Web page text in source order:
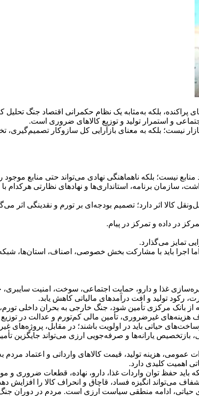
پراکنده، بلکه به‌مثابه یک نظام حکمرانی اقتصاد جنگ
و استمرار تولید و توزیع کالاهای ضروری است.
نیست؛ بلکه به معنای بازآرایی کل سازوکار
بلکه ناهماهنگی نهادی می‌تواند حتی منابع موجود را
سازمان برنامه، استانداری‌ها و نهادهای نظارتی هرکدام
کالا اثر دارد؛ تصمیم بودجه‌ای بر تورم و نقدینگی اثر
در داده و تمرکز در پیام.
تمایز می‌گذارد.
اما اجرا باید با مشارکت بخش خصوصی، اصناف، استان‌ها،
غذا و دارو، حمایت اجتماعی، سوخت، امنیت
تولید و افت درآمدهای مالیاتی کاهش یابد.
بانک مرکزی تأمین شود، جنگ خارجی به بحران داخلی
هزینه‌های غیرضروری، تأمین مالی کم‌تورم و عدالت در
حیاتی باید در اولویت باشند؛ در مقابل،
بازتخصیص یارانه‌ها و صرفه‌جویی ارزی می‌تواند جایگزین
عمومی، هزینه تولید، قیمت کالاهای وارداتی و اعتماد مردم
اهمیت کلیدی دارد.
حفظ توان واردات غذا، دارو، نهاده، قطعات ضروری و
می‌تواند انگیزه فساد، قاچاق و انحراف کالا را افزایش
حیاتی، ادامه منطقی سیاست ارزی است. مردم در دوران